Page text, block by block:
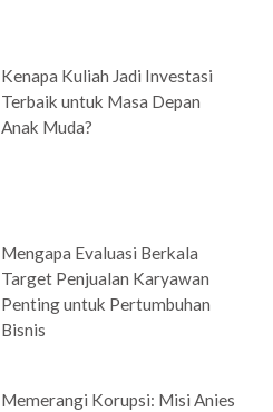
Kenapa Kuliah Jadi Investasi
Terbaik untuk Masa Depan
Anak Muda?
Mengapa Evaluasi Berkala
Target Penjualan Karyawan
Penting untuk Pertumbuhan
Bisnis
Memerangi Korupsi: Misi Anies